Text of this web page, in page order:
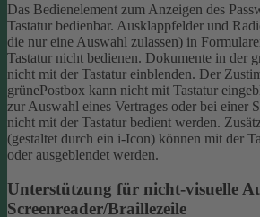
Das Bedienelement zum Anzeigen des
Tastatur bedienbar. Ausklappfelder und
die nur eine Auswahl zulassen) in
Tastatur nicht bedienen. Dokumente in der
nicht mit der Tastatur einblenden. Der
grünePostbox kann nicht mit Tastatur
zur Auswahl eines Vertrages oder bei einer
nicht mit der Tastatur bedient werden.
(gestaltet durch ein i-Icon) können mit der
oder ausgeblendet werden.
Unterstützung für nicht-visuelle
Screenreader/Braillezeile